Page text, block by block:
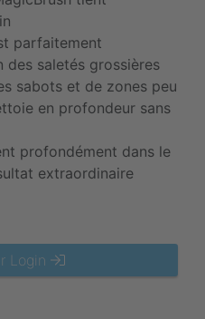
parfaitement
des saletés grossières
sabots et de zones peu
en profondeur sans
profondément dans le
extraordinaire
Login